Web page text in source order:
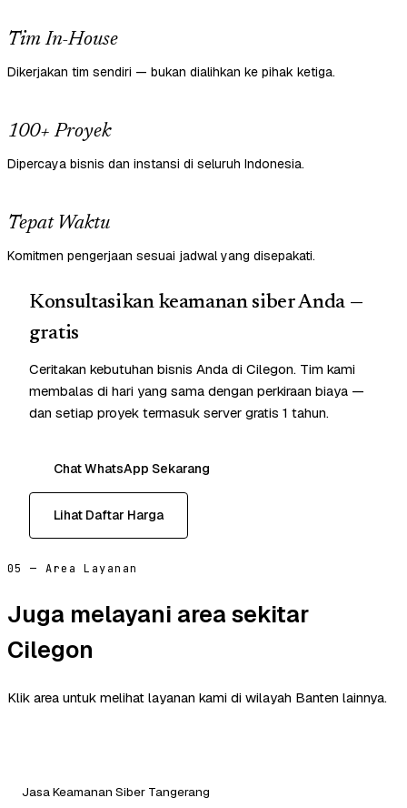
Tim In-House
Dikerjakan tim sendiri — bukan dialihkan ke pihak ketiga.
100+ Proyek
Dipercaya bisnis dan instansi di seluruh Indonesia.
Tepat Waktu
Komitmen pengerjaan sesuai jadwal yang disepakati.
Konsultasikan keamanan siber Anda —
gratis
Ceritakan kebutuhan bisnis Anda di Cilegon. Tim kami
membalas di hari yang sama dengan perkiraan biaya —
dan setiap proyek termasuk server gratis 1 tahun.
Chat WhatsApp Sekarang
Lihat Daftar Harga
05 — Area Layanan
Juga melayani area sekitar
Cilegon
Klik area untuk melihat layanan kami di wilayah Banten lainnya.
Jasa Keamanan Siber Tangerang